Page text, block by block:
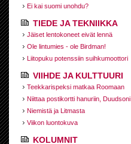
Ei kai suomi unohdu?
TIEDE JA TEKNIIKKA
Jäiset lentokoneet eivät lennä
Ole lintumies - ole Birdman!
Liitopuku potenssiin suihkumoottori
VIIHDE JA KULTTUURI
Teekkarispeksi matkaa Roomaan
Niittaa postikortti hanuriin, Duudsoni
Niemistä ja Litmasta
Viikon luontokuva
KOLUMNIT